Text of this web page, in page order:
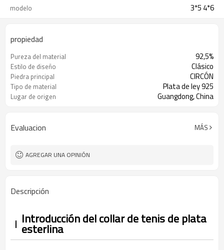
modelo 3*5 4*6
propiedad
Pureza del material 92,5%
Estilo de diseño Clásico
Piedra principal CIRCÓN
Tipo de material Plata de ley 925
Lugar de origen Guangdong, China
Evaluacion MÁS
AGREGAR UNA OPINIÓN
Descripción
Introducción del collar de tenis de plata
esterlina